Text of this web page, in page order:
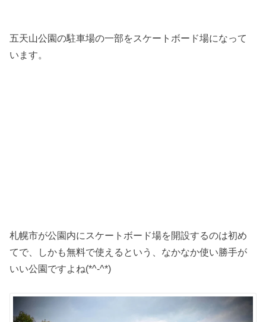
五天山公園の駐車場の一部をスケートボード場になって
います。
札幌市が公園内にスケートボード場を開設するのは初め
てで、しかも無料で使えるという、なかなか使い勝手が
いい公園ですよね(*^-^*)